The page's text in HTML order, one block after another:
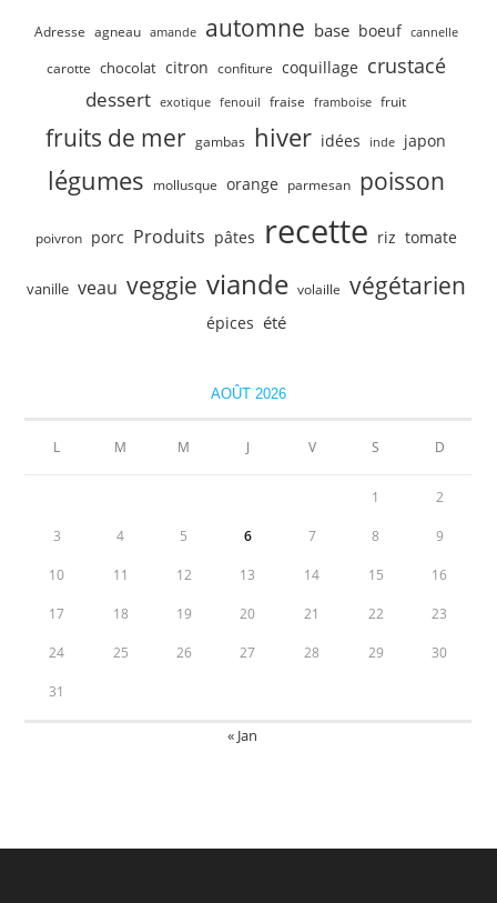
Adresse agneau amande automne base boeuf cannelle
carotte chocolat citron confiture coquillage crustacé
dessert exotique fenouil fraise framboise fruit
fruits de mer gambas hiver idées inde japon
légumes mollusque orange parmesan poisson
poivron porc Produits pâtes recette riz tomate
vanille veau veggie viande volaille végétarien
épices été
AOÛT 2026
L M M J V S D
1 2
3 4 5 6 7 8 9
10 11 12 13 14 15 16
17 18 19 20 21 22 23
24 25 26 27 28 29 30
31
« Jan